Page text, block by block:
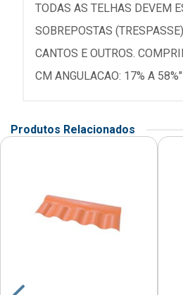
TODAS AS TELHAS DEVEM
SOBREPOSTAS
CANTOS E OUTROS.
CM ANGULACAO: 17% A 58%"
Produtos Relacionados